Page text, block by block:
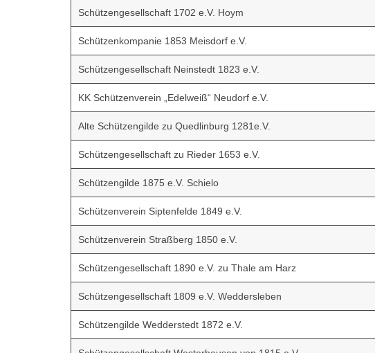
Schützengesellschaft 1702 e.V. Hoym
Schützenkompanie 1853 Meisdorf e.V.
Schützengesellschaft Neinstedt 1823 e.V.
KK Schützenverein „Edelweiß“ Neudorf e.V.
Alte Schützengilde zu Quedlinburg 1281e.V.
Schützengesellschaft zu Rieder 1653 e.V.
Schützengilde 1875 e.V. Schielo
Schützenverein Siptenfelde 1849 e.V.
Schützenverein Straßberg 1850 e.V.
Schützengesellschaft 1890 e.V. zu Thale am Harz
Schützengesellschaft 1809 e.V. Weddersleben
Schützengilde Wedderstedt 1872 e.V.